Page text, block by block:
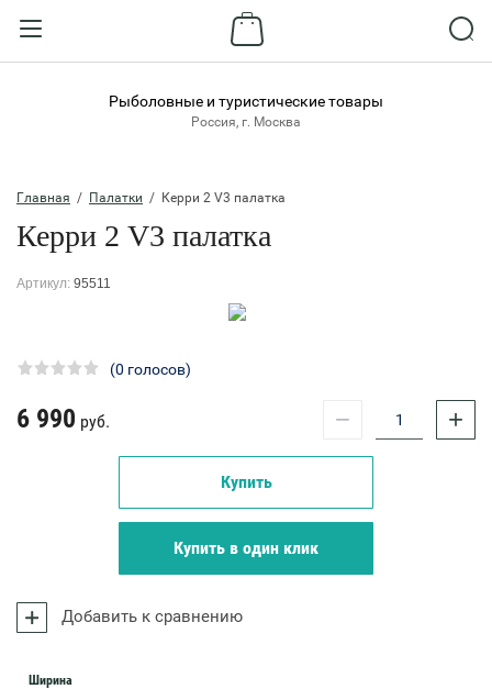
ВХОД В КАБИНЕТ
Пароль:
Забыли пароль?
ВОЙТИ
Рыболовные и туристические товары
Россия, г. Москва
Главная
  /
Палатки
  /  Керри 2 V3 палатка
Керри 2 V3 палатка
Артикул: 95511
(0 голосов)
6 990 руб. − +
Купить
Купить в один клик
Добавить к сравнению
Ширина